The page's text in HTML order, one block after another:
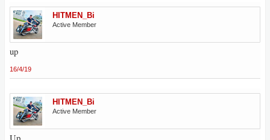
HITMEN_Bi
Active Member
up
16/4/19
HITMEN_Bi
Active Member